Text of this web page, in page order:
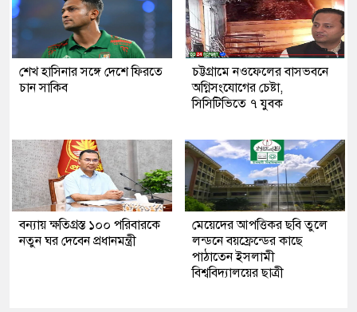
শেখ হাসিনার সঙ্গে দেশে ফিরতে
চান সাকিব
চট্টগ্রামে নওফেলের বাসভবনে
অগ্নিসংযোগের চেষ্টা,
সিসিটিভিতে ৭ যুবক
বন্যায় ক্ষতিগ্রস্ত ১০০ পরিবারকে
নতুন ঘর দেবেন প্রধানমন্ত্রী
মেয়েদের আপত্তিকর ছবি তুলে
লন্ডনে বয়ফ্রেন্ডের কাছে
পাঠাতেন ইসলামী
বিশ্ববিদ্যালয়ের ছাত্রী